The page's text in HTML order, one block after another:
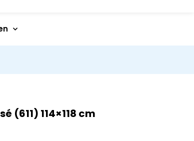
(611) 114×118 cm